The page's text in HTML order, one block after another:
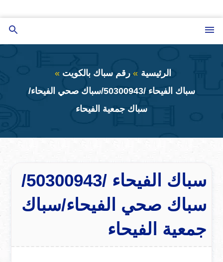
إلى
المحتوى
الرئيسية
رقم سباك بالكويت
سباك الفيحاء /50300943/سباك صحي الفيحاء/
سباك جمعية الفيحاء
سباك الفيحاء /50300943/
سباك صحي الفيحاء/سباك
جمعية الفيحاء